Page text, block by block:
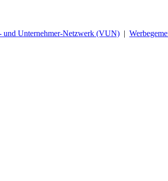
und Unternehmer-Netzwerk (VUN) |